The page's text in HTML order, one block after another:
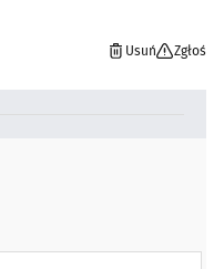
Usuń Zgłoś